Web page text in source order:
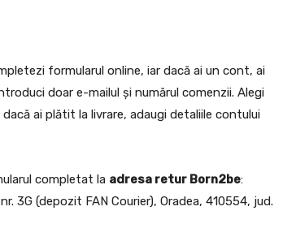
formularul online, iar dacă ai un cont, ai
doar e-mailul și numărul comenzii. Alegi
ai plătit la livrare, adaugi detaliile contului
completat la adresa retur Born2be:
3G (depozit FAN Courier), Oradea, 410554, jud.